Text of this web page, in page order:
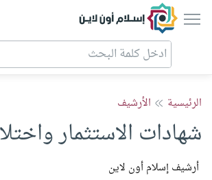
إسلام أون لاين
الرئيسية الأرشيف
شهادات الاستثمار
أرشيف إسلام أون لاين